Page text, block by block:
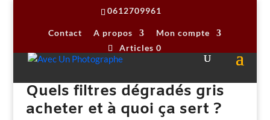
0612709961
Contact A propos
Mon compte
Articles 0
Quels filtres dégradés gris
acheter et à quoi ça sert ?